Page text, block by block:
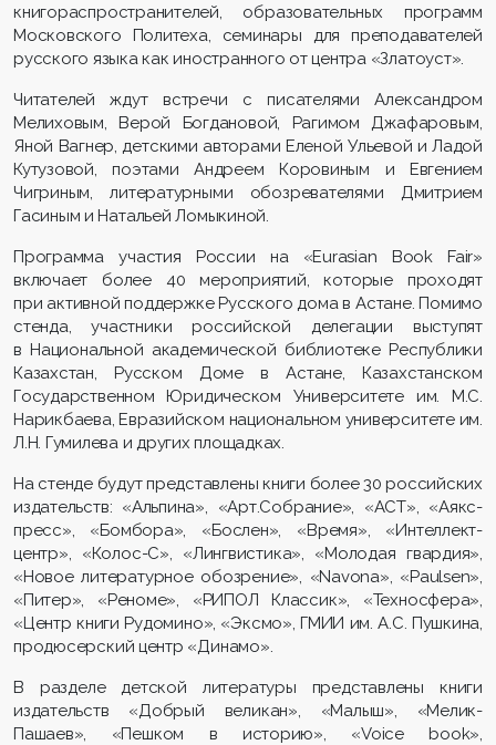
книгораспространителей, образовательных программ
Московского Политеха, семинары для преподавателей
русского языка как иностранного от центра «Златоуст».
Читателей ждут встречи с писателями Александром
Мелиховым, Верой Богдановой, Рагимом Джафаровым,
Яной Вагнер, детскими авторами Еленой Ульевой и Ладой
Кутузовой, поэтами Андреем Коровиным и Евгением
Чигриным, литературными обозревателями Дмитрием
Гасиным и Натальей Ломыкиной.
Программа участия России на «Eurasian Book Fair»
включает более 40 мероприятий, которые проходят
при активной поддержке Русского дома в Астане. Помимо
стенда, участники российской делегации выступят
в Национальной академической библиотеке Республики
Казахстан, Русском Доме в Астане, Казахстанском
Государственном Юридическом Университете им. М.С.
Нарикбаева, Евразийском национальном университете им.
Л.Н. Гумилева и других площадках.
На стенде будут представлены книги более 30 российских
издательств: «Альпина», «Арт.Собрание», «АСТ», «Аякс-
пресс», «Бомбора», «Бослен», «Время», «Интеллект-
центр», «Колос-С», «Лингвистика», «Молодая гвардия»,
«Новое литературное обозрение», «Navona», «Paulsen»,
«Питер», «Реноме», «РИПОЛ Классик», «Техносфера»,
«Центр книги Рудомино», «Эксмо», ГМИИ им. А.С. Пушкина,
продюсерский центр «Динамо».
В разделе детской литературы представлены книги
издательств «Добрый великан», «Малыш», «Мелик-
Пашаев», «Пешком в историю», «Voice book»,